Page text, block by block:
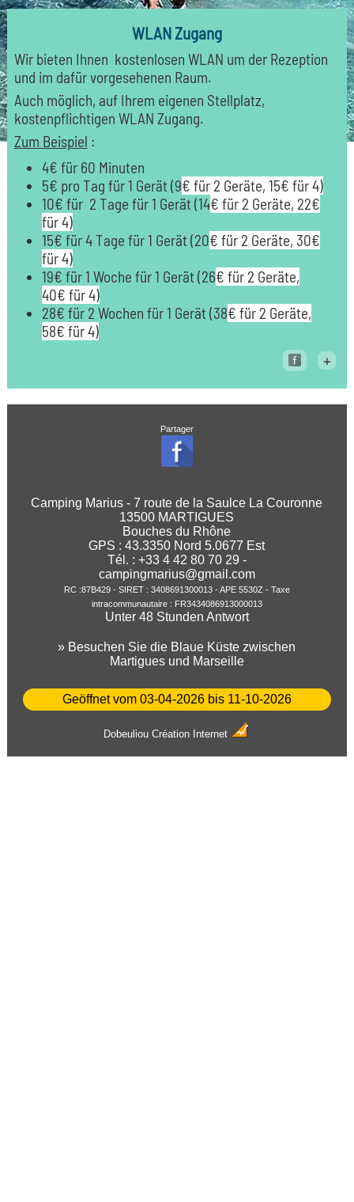
WLAN Zugang
Wir bieten Ihnen kostenlosen WLAN um der Rezeption
und im dafür vorgesehenen Raum.
Auch möglich, auf Ihrem eigenen Stellplatz,
kostenpflichtigen WLAN Zugang.
Zum Beispiel :
4€ für 60 Minuten
5€ pro Tag für 1 Gerät (9€ für 2 Geräte, 15€ für 4)
10€ für 2 Tage für 1 Gerät (14€ für 2 Geräte, 22€
für 4)
15€ für 4 Tage für 1 Gerät (20€ für 2 Geräte, 30€
für 4)
19€ für 1 Woche für 1 Gerät (26€ für 2 Geräte,
40€ für 4)
28€ für 2 Wochen für 1 Gerät (38€ für 2 Geräte,
58€ für 4)
+
Partager
Camping Marius - 7 route de la Saulce La Couronne
13500 MARTIGUES
Bouches du Rhône
GPS :43.3350 Nord 5.0677 Est
Tél. : +33 4 42 80 70 29 -
campingmarius@gmail.com
RC :87B429 - SIRET : 3408691300013 - APE 5530Z - Taxe
intracommunautaire : FR3434086913000013
Unter 48 Stunden Antwort
» Besuchen Sie die Blaue Küste zwischen
Martigues und Marseille
Geöffnet vom 03-04-2026 bis 11-10-2026
Dobeuliou Création Internet